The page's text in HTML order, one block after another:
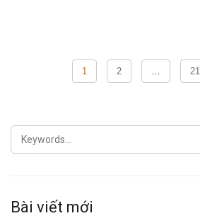
viết
1 2 … 21
SEARCH
FOR:
Bài viết mới